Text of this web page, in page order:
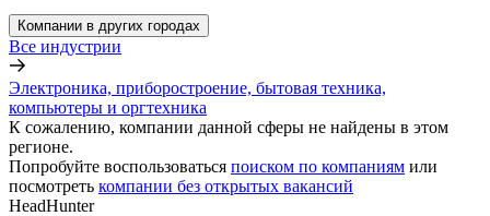
Компании в других городах
Все индустрии
Электроника, приборостроение, бытовая техника,
компьютеры и оргтехника
К сожалению, компании данной сферы не найдены в этом
регионе.
Попробуйте воспользоваться поиском по компаниям или
посмотреть компании без открытых вакансий
HeadHunter